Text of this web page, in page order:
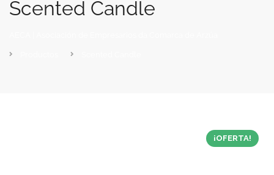
Scented Candle
¡OFERTA!